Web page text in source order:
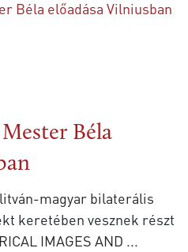
Béla
magyar bilaterális
keretében vesznek részt
IMAGES AND ...